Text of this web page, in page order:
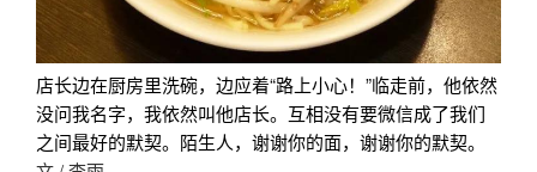
店长边在厨房里洗碗，边应着“路上小心！”临走前，他依然
没问我名字，我依然叫他店长。互相没有要微信成了我们
之间最好的默契。陌生人，谢谢你的面，谢谢你的默契。